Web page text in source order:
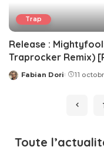
Trap
Release :
Traprocker Remix)
Posted
Fabian Dori 11
Toute